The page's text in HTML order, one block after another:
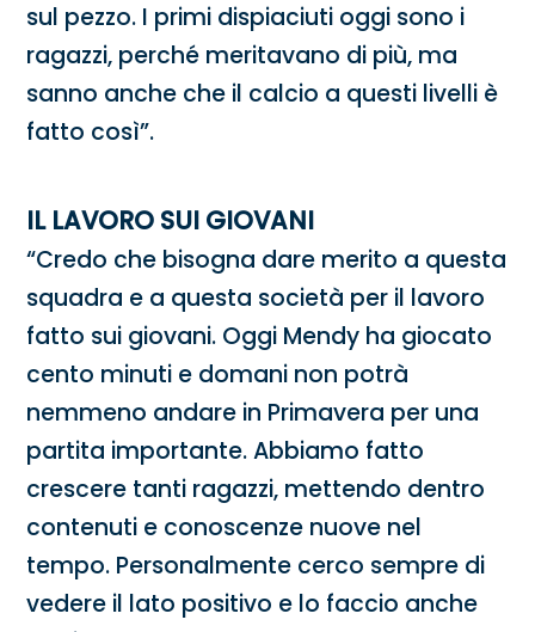
sul pezzo. I primi dispiaciuti oggi sono i
ragazzi, perché meritavano di più, ma
sanno anche che il calcio a questi livelli è
fatto così”.
IL LAVORO SUI GIOVANI
“Credo che bisogna dare merito a questa
squadra e a questa società per il lavoro
fatto sui giovani. Oggi Mendy ha giocato
cento minuti e domani non potrà
nemmeno andare in Primavera per una
partita importante. Abbiamo fatto
crescere tanti ragazzi, mettendo dentro
contenuti e conoscenze nuove nel
tempo. Personalmente cerco sempre di
vedere il lato positivo e lo faccio anche